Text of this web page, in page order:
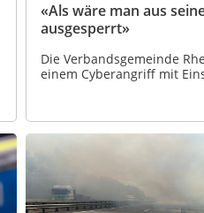
«Als wäre man aus
ausgesperrt»
Die Verbandsgemeinde
einem Cyberangriff mit